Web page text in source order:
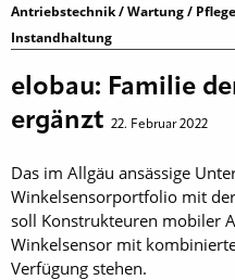
Antriebstechnik / Wartung /
Instandhaltung
elobau: Familie
ergänzt 22. Februar 2022
Das im Allgäu ansässige
Winkelsensorportfolio mit
soll Konstrukteuren mobiler
Winkelsensor mit
Verfügung stehen.